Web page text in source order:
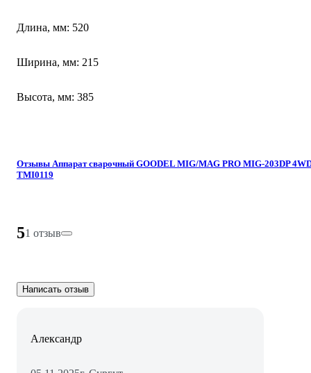
Длина, мм: 520
Ширина, мм: 215
Высота, мм: 385
Отзывы Аппарат сварочный GOODEL MIG/MAG PRO MIG-203DP
TMI0119
51 отзыв
Написать отзыв
Александр